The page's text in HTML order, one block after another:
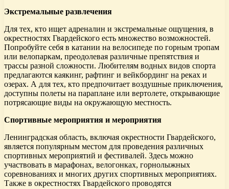
Экстремальные развлечения
Для тех, кто ищет адреналин и экстремальные ощущения, в
окрестностях Гвардейского есть множество возможностей.
Попробуйте себя в катании на велосипеде по горным тропам
или велопаркам, преодолевая различные препятствия и
трассы разной сложности. Любителям водных видов спорта
предлагаются каякинг, рафтинг и вейкбординг на реках и
озерах. А для тех, кто предпочитает воздушные приключения,
доступны полеты на параплане или вертолете, открывающие
потрясающие виды на окружающую местность.
Спортивные мероприятия и мероприятия
Ленинградская область, включая окрестности Гвардейского,
является популярным местом для проведения различных
спортивных мероприятий и фестивалей. Здесь можно
участвовать в марафонах, велогонках, горнолыжных
соревнованиях и многих других спортивных мероприятиях.
Также в окрестностях Гвардейского проводятся